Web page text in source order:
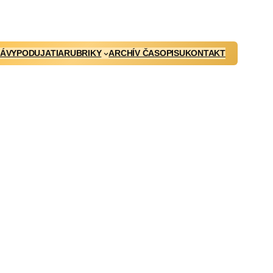
PODUJATIARUBRIKY ARCHÍV ČASOPISUKONTAKT